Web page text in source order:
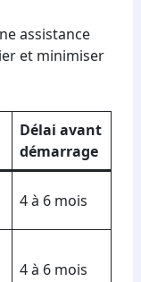
assistance
et minimiser
Délai avant
démarrage
4 à 6 mois
4 à 6 mois